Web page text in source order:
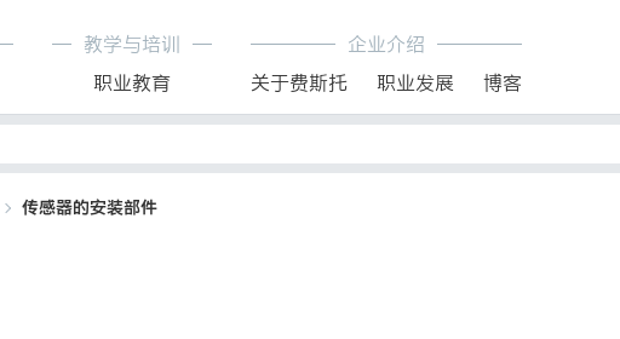
教学与培训
职业教育
企业介绍
关于费斯托
职业发展 博客
传感器的安装部件